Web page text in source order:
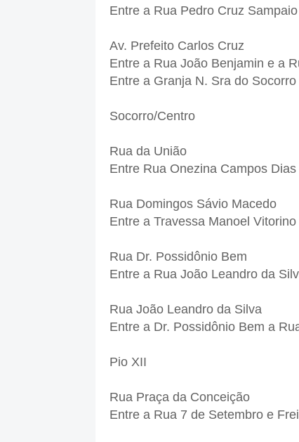
Entre a Rua Pedro Cruz
Av. Prefeito Carlos Cruz
Entre a Rua João Benjamin e a
Entre a Granja N. Sra do
Socorro/Centro
Rua da União
Entre Rua Onezina Campos
Rua Domingos Sávio Macedo
Entre a Travessa Manoel
Rua Dr. Possidônio Bem
Entre a Rua João Leandro da
Rua João Leandro da Silva
Entre a Dr. Possidônio Bem a
Pio XII
Rua Praça da Conceição
Entre a Rua 7 de Setembro e